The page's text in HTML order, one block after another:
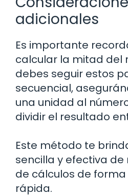
adicionales
Es importante
calcular la mitad del
debes seguir estos
secuencial,
una unidad al
dividir el resultado
Este método te
sencilla y efectiva
de cálculos de
rápida.